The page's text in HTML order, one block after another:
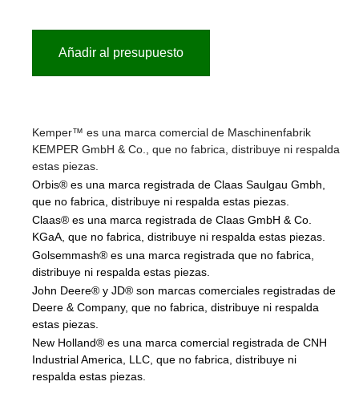
Añadir al presupuesto
Kemper™ es una marca comercial de Maschinenfabrik
KEMPER GmbH & Co., que no fabrica, distribuye ni respalda
estas piezas.
Orbis® es una marca registrada de Claas Saulgau Gmbh,
que no fabrica, distribuye ni respalda estas piezas.
Claas® es una marca registrada de Claas GmbH & Co.
KGaA, que no fabrica, distribuye ni respalda estas piezas.
Golsemmash® es una marca registrada que no fabrica,
distribuye ni respalda estas piezas.
John Deere® y JD® son marcas comerciales registradas de
Deere & Company, que no fabrica, distribuye ni respalda
estas piezas.
New Holland® es una marca comercial registrada de CNH
Industrial America, LLC, que no fabrica, distribuye ni
respalda estas piezas.